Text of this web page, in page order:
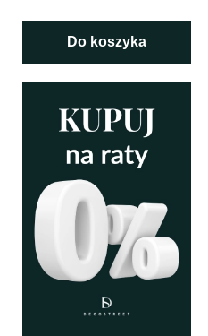
Do koszyka